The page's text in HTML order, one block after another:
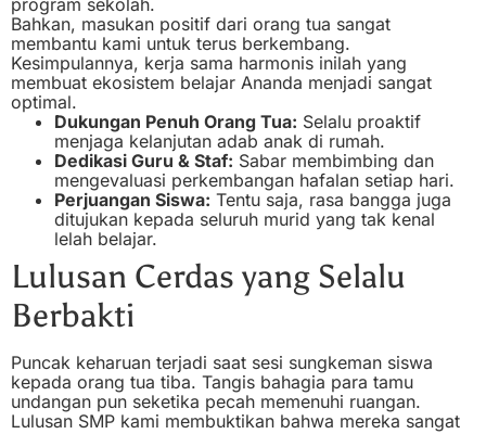
Bahkan, masukan positif dari orang tua sangat
membantu kami untuk terus berkembang.
Kesimpulannya, kerja sama harmonis inilah yang
membuat ekosistem belajar Ananda menjadi sangat
optimal.
Dukungan Penuh Orang Tua: Selalu proaktif
menjaga kelanjutan adab anak di rumah.
Dedikasi Guru & Staf: Sabar membimbing dan
mengevaluasi perkembangan hafalan setiap hari.
Perjuangan Siswa: Tentu saja, rasa bangga juga
ditujukan kepada seluruh murid yang tak kenal
lelah belajar.
Lulusan Cerdas yang Selalu
Berbakti
Puncak keharuan terjadi saat sesi sungkeman siswa
kepada orang tua tiba. Tangis bahagia para tamu
undangan pun seketika pecah memenuhi ruangan.
Lulusan SMP kami membuktikan bahwa mereka sangat